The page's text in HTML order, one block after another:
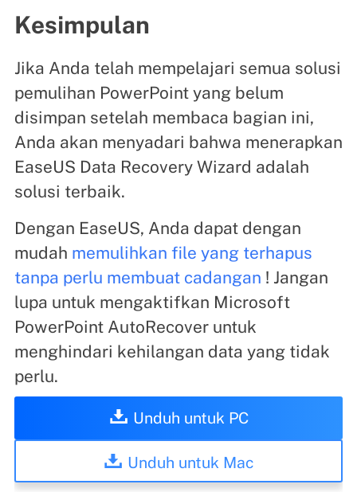
Kesimpulan
Jika Anda telah mempelajari semua solusi
pemulihan PowerPoint yang belum
disimpan setelah membaca bagian ini,
Anda akan menyadari bahwa menerapkan
EaseUS Data Recovery Wizard adalah
solusi terbaik.
Dengan EaseUS, Anda dapat dengan
mudah memulihkan file yang terhapus
tanpa perlu membuat cadangan ! Jangan
lupa untuk mengaktifkan Microsoft
PowerPoint AutoRecover untuk
menghindari kehilangan data yang tidak
perlu.
Unduh untuk PC
Unduh untuk Mac